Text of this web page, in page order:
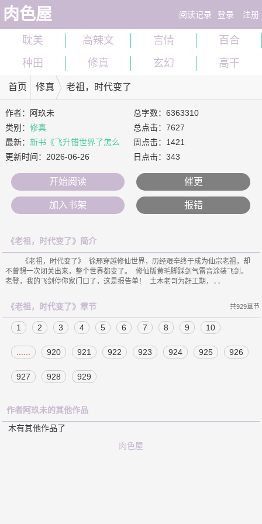
肉色屋 阅读记录 登录 注册
耽美 高辣文 言情
百合
种田
修真 玄幻 高干
首页 修真 老祖，时代变了
作者： 阿玖未
类别：修真
最新：新书《飞升错世界了怎么
办？》
更新时间： 2026-06-26
总字数：6363310
总点击：7627
周点击：1421
日点击：343
开始阅读 催更
加入书架 报错
《老祖，时代变了》简介
不曾想一次闭关出来，整个世界都变了。 修仙版黄毛脚踩剑气雷音涂装飞剑。
《老祖，时代变了》章节 共929章节
1 2 3 4 5 6 7 8 9 10
920 921 922 923 924 925 926
927 928 929
作者阿玖未的其他作品
木有其他作品了
肉色屋